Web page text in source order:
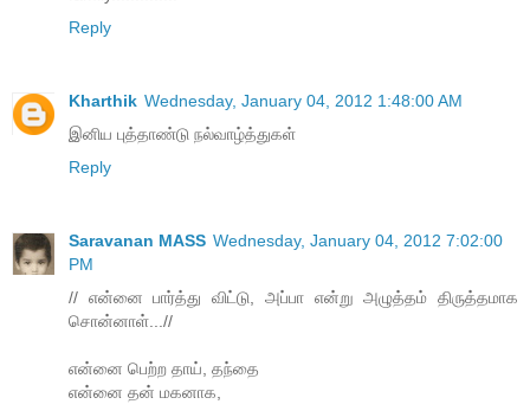
Reply
Kharthik Wednesday, January 04, 2012 1:48:00 AM
இனிய புத்தாண்டு நல்வாழ்த்துகள்
Reply
Saravanan MASS Wednesday, January 04, 2012 7:02:00
PM
// என்னை பார்த்து விட்டு, அப்பா என்று அழுத்தம் திருத்தமாக
சொன்னாள்...//
என்னை பெற்ற தாய், தந்தை
என்னை தன் மகனாக,